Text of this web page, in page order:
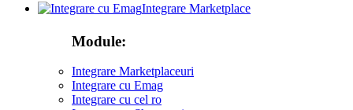
Integrare Marketplace
Module:
Integrare Marketplaceuri
Integrare cu Emag
Integrare cu cel ro